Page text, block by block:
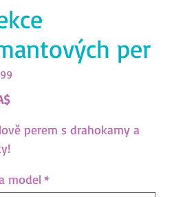
per
Cena
perem s drahokamy a
model *